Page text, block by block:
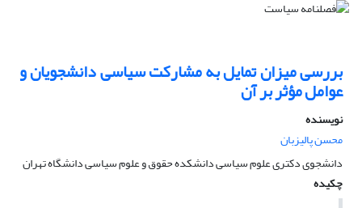
بررسی میزان تمایل به مشارکت سیاسی دانشجویان و
عوامل مؤثر بر آن
نویسنده
محسن پالیزبان
دانشجوی دکتری علوم سیاسی دانشکده حقوق و علوم سیاسی دانشگاه تهران
چکیده